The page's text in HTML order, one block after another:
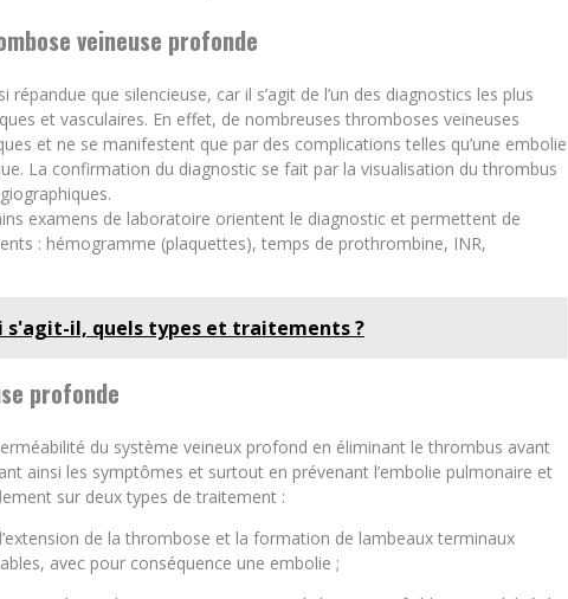
veineuse profonde
que silencieuse, car il s’agit de l’un des diagnostics les plus
et vasculaires. En effet, de nombreuses thromboses veineuses
et ne se manifestent que par des complications telles qu’une embolie
La confirmation du diagnostic se fait par la visualisation du thrombus
examens de laboratoire orientent le diagnostic et permettent de
: hémogramme (plaquettes), temps de prothrombine, INR,
s'agit-il, quels types et traitements ?
profonde
du système veineux profond en éliminant le thrombus avant
ainsi les symptômes et surtout en prévenant l’embolie pulmonaire et
sur deux types de traitement :
de la thrombose et la formation de lambeaux terminaux
avec pour conséquence une embolie ;